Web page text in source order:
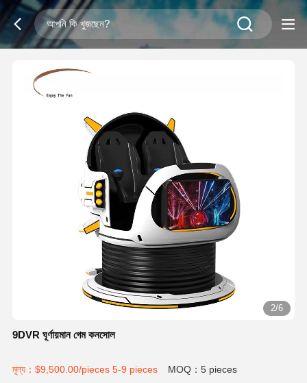
3/6
9DVR ঘূর্ণায়মান গেম কনসোল
মূল্য：$9,500.00/pieces 5-9 pieces MOQ：5 pieces